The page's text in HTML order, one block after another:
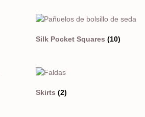
Silk Pocket Squares (10)
Skirts (2)